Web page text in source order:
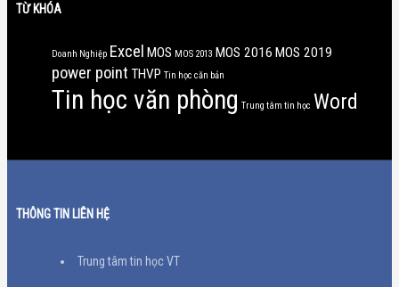
TỪ KHÓA
Doanh Nghiệp Excel MOS MOS 2013 MOS 2016 MOS 2019
power point THVP Tin học căn bản
Tin học văn phòng Trung tâm tin học Word
THÔNG TIN LIÊN HỆ
Trung tâm tin học VT